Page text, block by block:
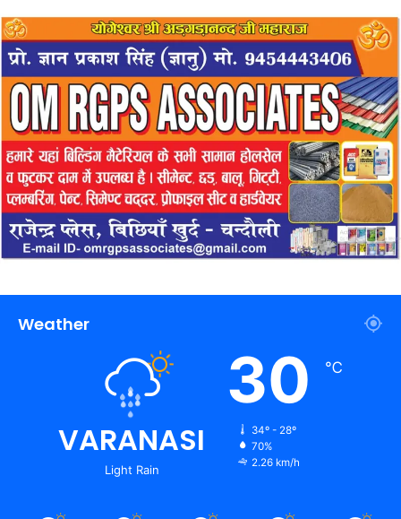
Weather
VARANASI
Light Rain
30 ℃
34º - 28º
70%
2.26 km/h